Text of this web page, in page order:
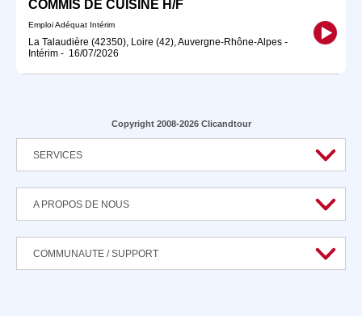
COMMIS DE CUISINE H/F
Emploi Adéquat Intérim
La Talaudière (42350), Loire (42), Auvergne-Rhône-Alpes -
Intérim - 16/07/2026
Copyright 2008-2026 Clicandtour
SERVICES
A PROPOS DE NOUS
COMMUNAUTE / SUPPORT